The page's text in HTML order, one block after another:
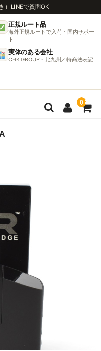
） LINEで質問OK
正規ルート品
海外正規ルートで入荷・国内サポー
ト
実体のある会社
CHK GROUP・北九州／特商法表記
0
）